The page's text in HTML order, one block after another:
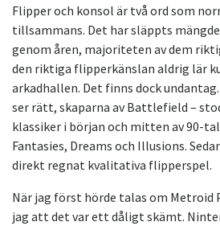
Flipper och konsol är två ord som
tillsammans. Det har släppts
genom åren, majoriteten av dem
den riktiga flipperkänslan aldrig lär
arkadhallen. Det finns dock
ser rätt, skaparna av Battlefield –
klassiker i början och mitten av 90-
Fantasies, Dreams och Illusions.
direkt regnat kvalitativa flipperspel.
När jag först hörde talas om Metroid
jag att det var ett dåligt skämt.